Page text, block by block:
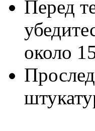
Перед
около